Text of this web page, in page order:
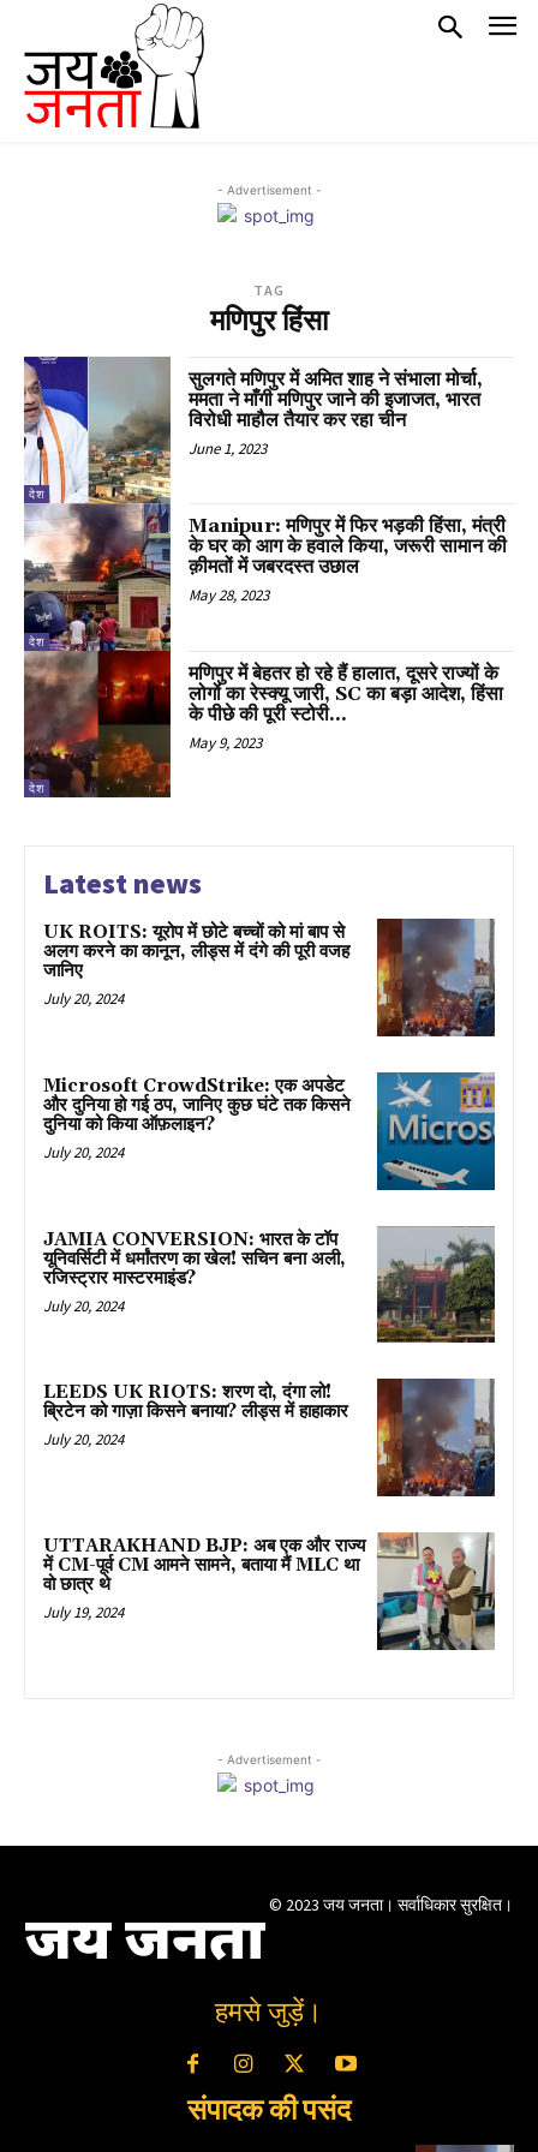
- Advertisement -
TAG
मणिपुर हिंसा
देश
सुलगते मणिपुर में अमित शाह ने संभाला मोर्चा,
ममता ने माँगी मणिपुर जाने की इजाजत, भारत
विरोधी माहौल तैयार कर रहा चीन
June 1, 2023
देश
Manipur: मणिपुर में फिर भड़की हिंसा, मंत्री
के घर को आग के हवाले किया, जरूरी सामान की
क़ीमतों में जबरदस्त उछाल
May 28, 2023
देश
मणिपुर में बेहतर हो रहे हैं हालात, दूसरे राज्यों के
लोगों का रेस्क्यू जारी, SC का बड़ा आदेश, हिंसा
के पीछे की पूरी स्टोरी...
May 9, 2023
Latest news
UK ROITS: यूरोप में छोटे बच्चों को मां बाप से
अलग करने का कानून, लीड्स में दंगे की पूरी वजह
जानिए
July 20, 2024
Microsoft CrowdStrike: एक अपडेट
और दुनिया हो गई ठप, जानिए कुछ घंटे तक किसने
दुनिया को किया ऑफ़लाइन?
July 20, 2024
JAMIA CONVERSION: भारत के टॉप
यूनिवर्सिटी में धर्मांतरण का खेल! सचिन बना अली,
रजिस्ट्रार मास्टरमाइंड?
July 20, 2024
LEEDS UK RIOTS: शरण दो, दंगा लो!
ब्रिटेन को गाज़ा किसने बनाया? लीड्स में हाहाकार
July 20, 2024
UTTARAKHAND BJP: अब एक और राज्य
में CM-पूर्व CM आमने सामने, बताया मैं MLC था
वो छात्र थे
July 19, 2024
- Advertisement -
जय जनता © 2023 जय जनता। सर्वाधिकार सुरक्षित।
हमसे जुड़ें।
संपादक की पसंद